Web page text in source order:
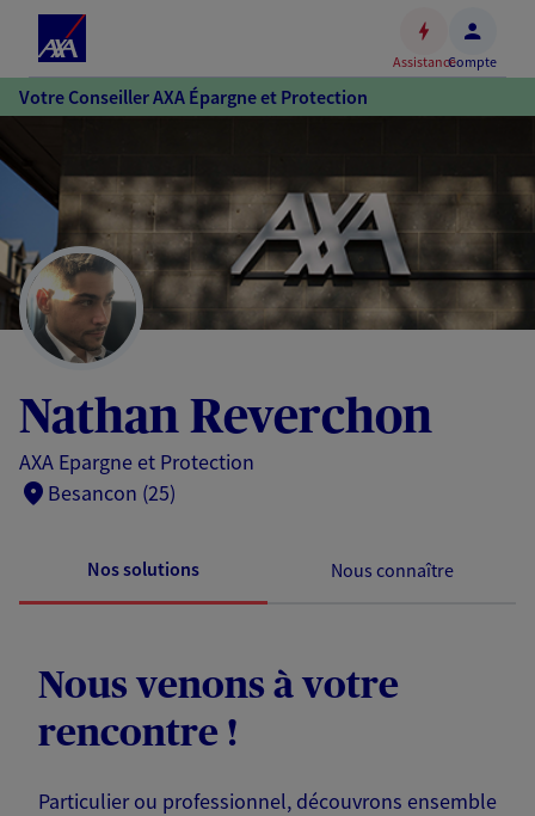
Accéder
au
Accéder
au
pied
de
page
AssistanceCompte
Votre Conseiller AXA Épargne et Protection
Nathan Reverchon
AXA Epargne et Protection
Besancon (25)
Nos solutions Nous connaître
Nous venons à votre
rencontre !
Particulier ou professionnel, découvrons ensemble